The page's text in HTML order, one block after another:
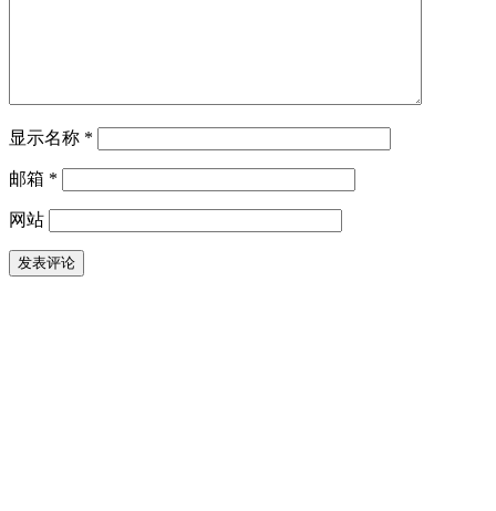
显示名称 *
邮箱 *
网站
发表评论